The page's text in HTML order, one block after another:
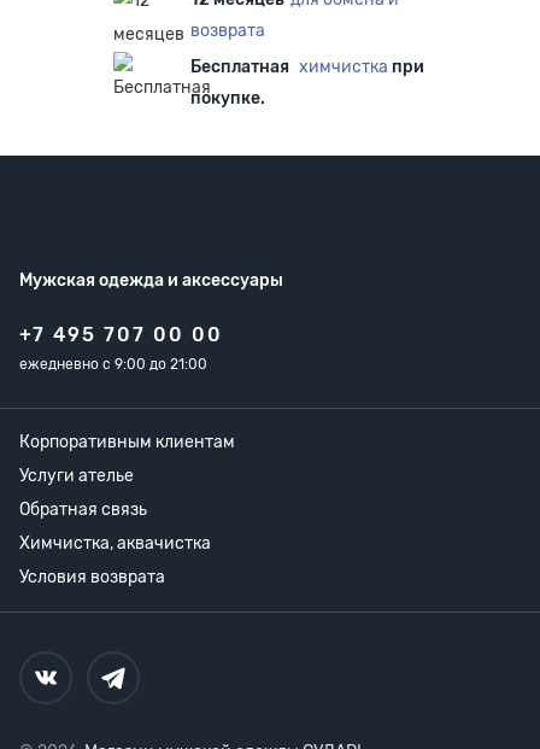
возврата
Бесплатная химчистка при
покупке.
Мужская одежда и аксессуары
+7 495 707 00 00
ежедневно с 9:00 до 21:00
Корпоративным клиентам
Услуги ателье
Обратная связь
Химчистка, аквачистка
Условия возврата